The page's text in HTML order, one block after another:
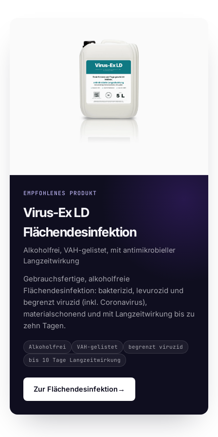
EMPFOHLENES PRODUKT
Virus-Ex LD
Flächendesinfektion
Alkoholfrei, VAH-gelistet, mit antimikrobieller
Langzeitwirkung
Gebrauchsfertige, alkoholfreie
Flächendesinfektion: bakterizid, levurozid und
begrenzt viruzid (inkl. Coronavirus),
materialschonend und mit Langzeitwirkung bis zu
zehn Tagen.
Alkoholfrei VAH-gelistet
begrenzt viruzid
bis 10 Tage Langzeitwirkung
Zur Flächendesinfektion →